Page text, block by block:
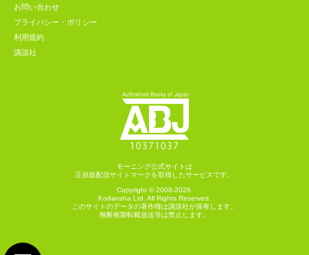
お問い合わせ
プライバシー・ポリシー
利用規約
講談社
モーニング公式サイトは
正規版配信サイトマークを取得したサービスです。
Copyright © 2008-2026
Kodansha Ltd. All Rights Reserved.
このサイトのデータの著作権は講談社が保有します。
無断複製転載放送等は禁止します。